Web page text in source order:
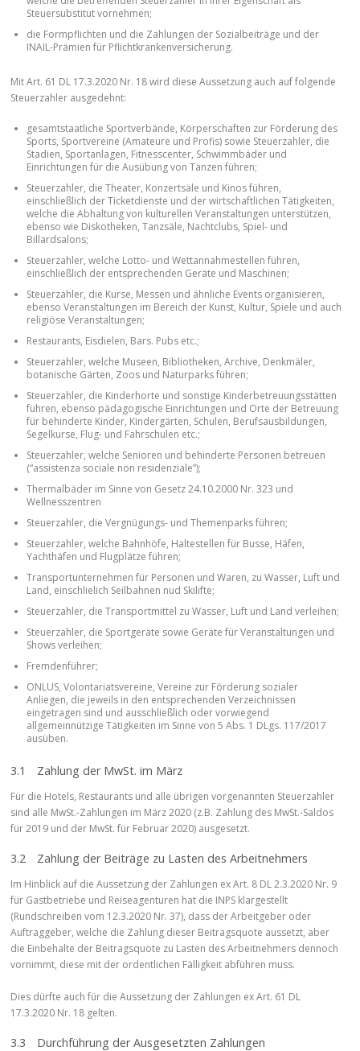
Steuersubstitut vornehmen;
die Formpflichten und die Zahlungen der Sozialbeiträge und der
INAIL-Prämien für Pflichtkrankenversicherung.
Mit Art. 61 DL 17.3.2020 Nr. 18 wird diese Aussetzung auch auf folgende
Steuerzahler ausgedehnt:
gesamtstaatliche Sportverbände, Körperschaften zur Förderung des
Sports, Sportvereine (Amateure und Profis) sowie Steuerzahler, die
Stadien, Sportanlagen, Fitnesscenter, Schwimmbäder und
Einrichtungen für die Ausübung von Tänzen führen;
Steuerzahler, die Theater, Konzertsäle und Kinos führen,
einschließlich der Ticketdienste und der wirtschaftlichen Tätigkeiten,
welche die Abhaltung von kulturellen Veranstaltungen unterstützen,
ebenso wie Diskotheken, Tanzsäle, Nachtclubs, Spiel- und
Billardsalons;
Steuerzahler, welche Lotto- und Wettannahmestellen führen,
einschließlich der entsprechenden Geräte und Maschinen;
Steuerzahler, die Kurse, Messen und ähnliche Events organisieren,
ebenso Veranstaltungen im Bereich der Kunst, Kultur, Spiele und auch
religiöse Veranstaltungen;
Restaurants, Eisdielen, Bars. Pubs etc.;
Steuerzahler, welche Museen, Bibliotheken, Archive, Denkmäler,
botanische Gärten, Zoos und Naturparks führen;
Steuerzahler, die Kinderhorte und sonstige Kinderbetreuungsstätten
führen, ebenso pädagogische Einrichtungen und Orte der Betreuung
für behinderte Kinder, Kindergärten, Schulen, Berufsausbildungen,
Segelkurse, Flug- und Fahrschulen etc.;
Steuerzahler, welche Senioren und behinderte Personen betreuen
(“assistenza sociale non residenziale”);
Thermalbäder im Sinne von Gesetz 24.10.2000 Nr. 323 und
Wellnesszentren
Steuerzahler, die Vergnügungs- und Themenparks führen;
Steuerzahler, welche Bahnhöfe, Haltestellen für Busse, Häfen,
Yachthäfen und Flugplätze führen;
Transportunternehmen für Personen und Waren, zu Wasser, Luft und
Land, einschlielich Seilbahnen nud Skilifte;
Steuerzahler, die Transportmittel zu Wasser, Luft und Land verleihen;
Steuerzahler, die Sportgeräte sowie Geräte für Veranstaltungen und
Shows verleihen;
Fremdenführer;
ONLUS, Volontariatsvereine, Vereine zur Förderung sozialer
Anliegen, die jeweils in den entsprechenden Verzeichnissen
eingetragen sind und ausschließlich oder vorwiegend
allgemeinnützige Tätigkeiten im Sinne von 5 Abs. 1 DLgs. 117/2017
ausüben.
3.1 Zahlung der MwSt. im März
Für die Hotels, Restaurants und alle übrigen vorgenannten Steuerzahler
sind alle MwSt.-Zahlungen im März 2020 (z.B. Zahlung des MwSt.-Saldos
für 2019 und der MwSt. für Februar 2020) ausgesetzt.
3.2 Zahlung der Beiträge zu Lasten des Arbeitnehmers
Im Hinblick auf die Aussetzung der Zahlungen ex Art. 8 DL 2.3.2020 Nr. 9
für Gastbetriebe und Reiseagenturen hat die INPS klargestellt
(Rundschreiben vom 12.3.2020 Nr. 37), dass der Arbeitgeber oder
Auftraggeber, welche die Zahlung dieser Beitragsquote aussetzt, aber
die Einbehalte der Beitragsquote zu Lasten des Arbeitnehmers dennoch
vornimmt, diese mit der ordentlichen Fälligkeit abführen muss.
Dies dürfte auch für die Aussetzung der Zahlungen ex Art. 61 DL
17.3.2020 Nr. 18 gelten.
3.3 Durchführung der Ausgesetzten Zahlungen